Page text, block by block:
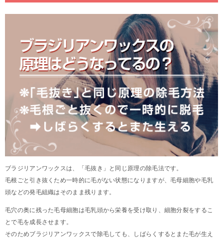
ブラジリアンワックスは、「毛抜き」と同じ原理の除毛法です。
毛根ごと引き抜くため一時的に毛がない状態になりますが、毛母細胞や毛乳
頭などの発毛組織はそのまま残ります。
毛穴の奥に残った毛母細胞は毛乳頭から栄養を受け取り、細胞分裂をするこ
とで毛を成長させます。
そのためブラジリアンワックスで除毛しても、しばらくするとまた毛が生え